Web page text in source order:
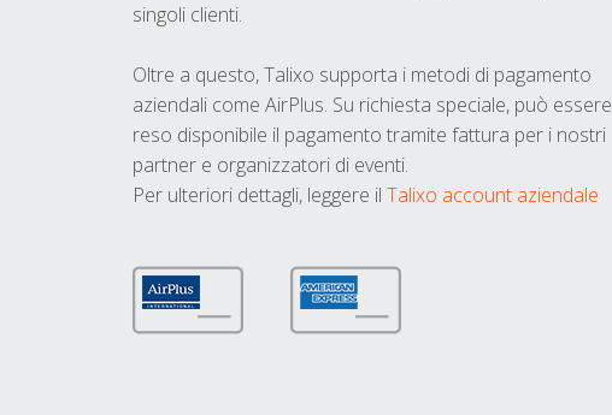
singoli clienti.
Oltre a questo, Talixo supporta i metodi di pagamento
aziendali come AirPlus. Su richiesta speciale, può essere
reso disponibile il pagamento tramite fattura per i nostri
partner e organizzatori di eventi.
Per ulteriori dettagli, leggere il Talixo account aziendale